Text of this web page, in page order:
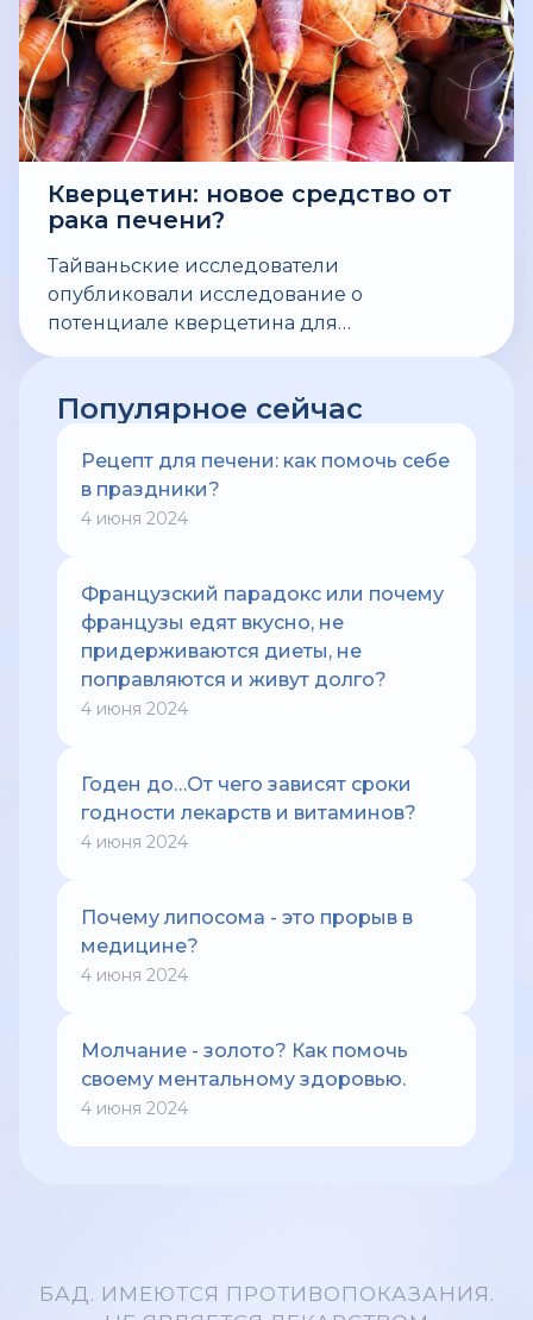
Кверцетин: новое средство от
рака печени?
Тайваньские исследователи
опубликовали исследование о
потенциале кверцетина для
предотвращения и ингибирования рака
стрессом.
Популярное сейчас
Рецепт для печени: как помочь себе
в праздники?
4 июня 2024
Французский парадокс или почему
французы едят вкусно, не
придерживаются диеты, не
поправляются и живут долго?
4 июня 2024
Годен до…От чего зависят сроки
годности лекарств и витаминов?
4 июня 2024
Почему липосома - это прорыв в
медицине?
4 июня 2024
Молчание - золото? Как помочь
своему ментальному здоровью.
4 июня 2024
БАД. ИМЕЮТСЯ ПРОТИВОПОКАЗАНИЯ.